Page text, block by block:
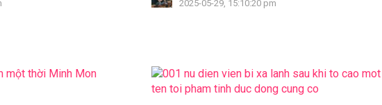
2025-05-29, 15:10:20 pm